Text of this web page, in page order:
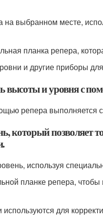
на выбранном месте,
планка репера,
и другие приборы
высоты и уровня с
репера выполняется
который позволяет
используя
планке репера,
для